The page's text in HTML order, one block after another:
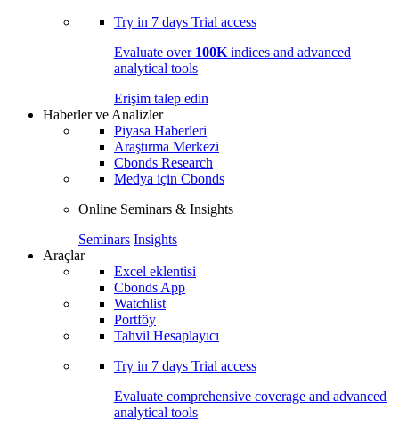
Try in 7 days Trial access
Evaluate over 100K indices and advanced
analytical tools
Erişim talep edin
Haberler ve Analizler
Piyasa Haberleri
Araştırma Merkezi
Cbonds Research
Medya için Cbonds
Online Seminars & Insights
Seminars Insights
Araçlar
Excel eklentisi
Cbonds App
Watchlist
Portföy
Tahvil Hesaplayıcı
Try in 7 days Trial access
Evaluate comprehensive coverage and advanced
analytical tools